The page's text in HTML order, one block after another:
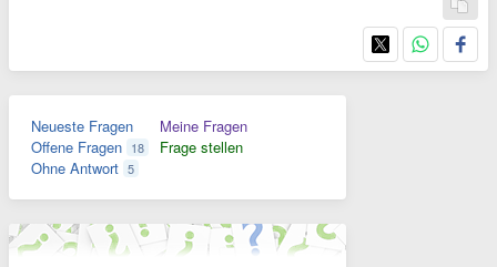
Neueste Fragen
Offene Fragen 18
Ohne Antwort 5
Meine Fragen
Frage stellen